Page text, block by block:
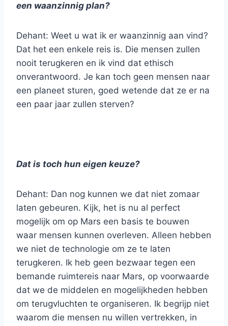
een waanzinnig plan?
Dehant: Weet u wat ik er waanzinnig aan vind?
Dat het een enkele reis is. Die mensen zullen
nooit terugkeren en ik vind dat ethisch
onverantwoord. Je kan toch geen mensen naar
een planeet sturen, goed wetende dat ze er na
een paar jaar zullen sterven?
Dat is toch hun eigen keuze?
Dehant: Dan nog kunnen we dat niet zomaar
laten gebeuren. Kijk, het is nu al perfect
mogelijk om op Mars een basis te bouwen
waar mensen kunnen overleven. Alleen hebben
we niet de technologie om ze te laten
terugkeren. Ik heb geen bezwaar tegen een
bemande ruimtereis naar Mars, op voorwaarde
dat we de middelen en mogelijkheden hebben
om terugvluchten te organiseren. Ik begrijp niet
waarom die mensen nu willen vertrekken, in